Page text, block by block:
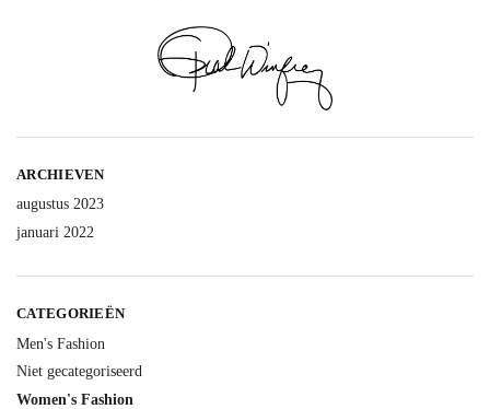
ARCHIEVEN
augustus 2023
januari 2022
CATEGORIEËN
Men's Fashion
Niet gecategoriseerd
Women's Fashion